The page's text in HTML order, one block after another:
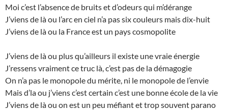
Moi c’est l’absence de bruits et d’odeurs qui m’dérange
J’viens de là ou l’arc en ciel n’a pas six couleurs mais dix-huit
J’viens de là ou la France est un pays cosmopolite
J’viens de là ou plus qu’ailleurs il existe une vraie énergie
J’ressens vraiment ce truc là, c’est pas de la démagogie
On n’a pas le monopole du mérite, ni le monopole de l’envie
Mais d’la ou j’viens c’est certain c’est une bonne école de la vie
J’viens de là ou on est un peu méfiant et trop souvent parano